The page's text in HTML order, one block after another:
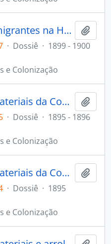
Entrada e Saída de Imigrantes na Hospedaria Pedra d'Água.
· Dossiê · 1899 - 1900
e Colonização
Entrada e saída de materiais da Comissão de Melhoramentos da Capital.
· Dossiê · 1895 - 1896
e Colonização
Entrada e saída de materiais da Comissão de Melhoramentos da Capital.
· Dossiê · 1895
e Colonização